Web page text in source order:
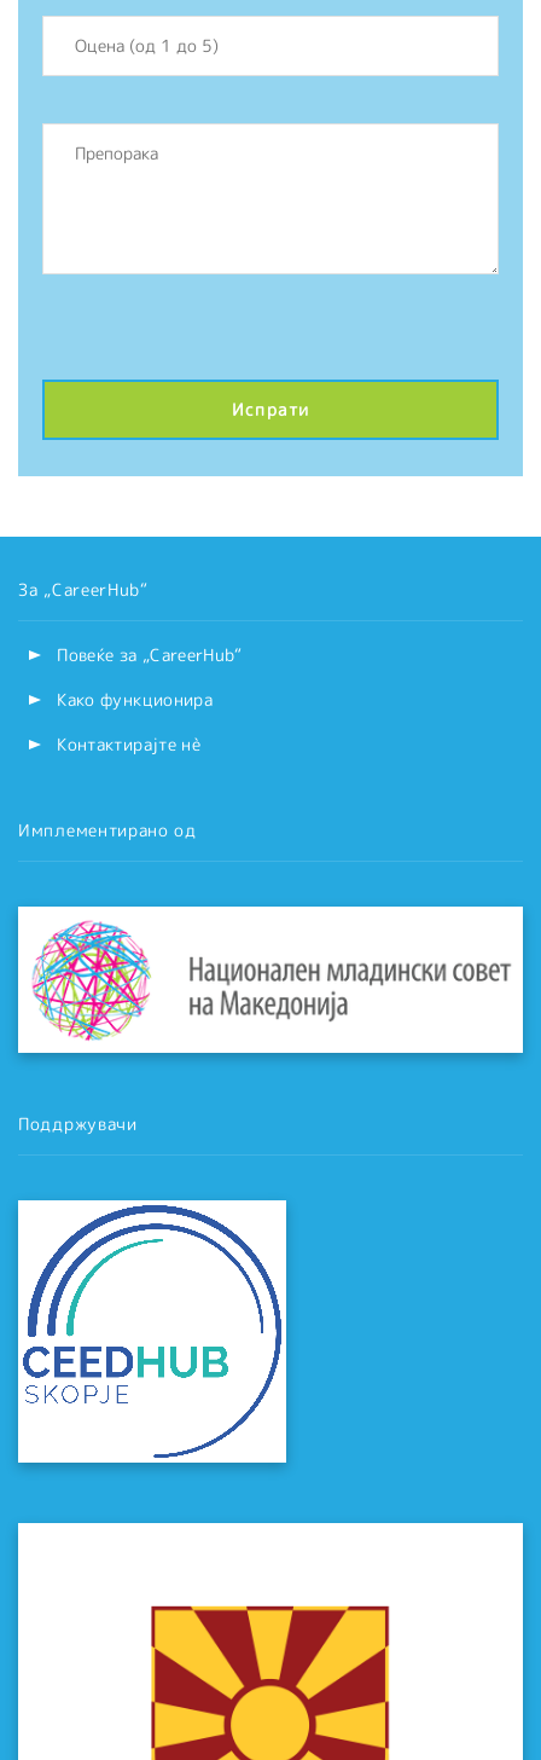
За „CareerHub“
Повеќе за „CareerHub“
Како функционира
Контактирајте нѐ
Имплементирано од
Поддржувачи